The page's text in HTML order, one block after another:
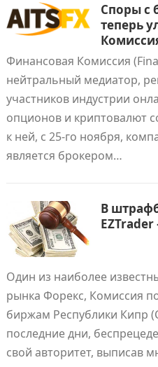
Споры с
теперь
Финансовая Комиссия
нейтральный медиатор,
участников индустрии
опционов и криптовалют
к ней, с 25-го ноября,
является брокером…
В
Один из наиболее
рынка Форекс, Комиссия
биржам Республики Кипр
последние дни,
свой авторитет, выписав